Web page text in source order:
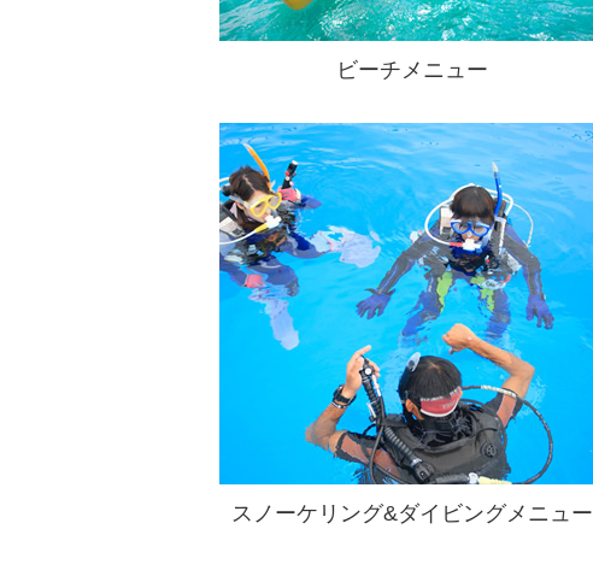
ビーチメニュー
スノーケリング&ダイビングメニュー